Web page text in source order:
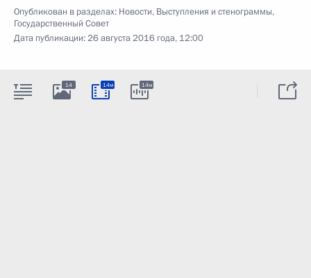
Опубликован в разделах: Новости, Выступления и стенограммы,
Государственный Совет
Дата публикации:26 августа 2016 года, 12:00
14 14м 14м